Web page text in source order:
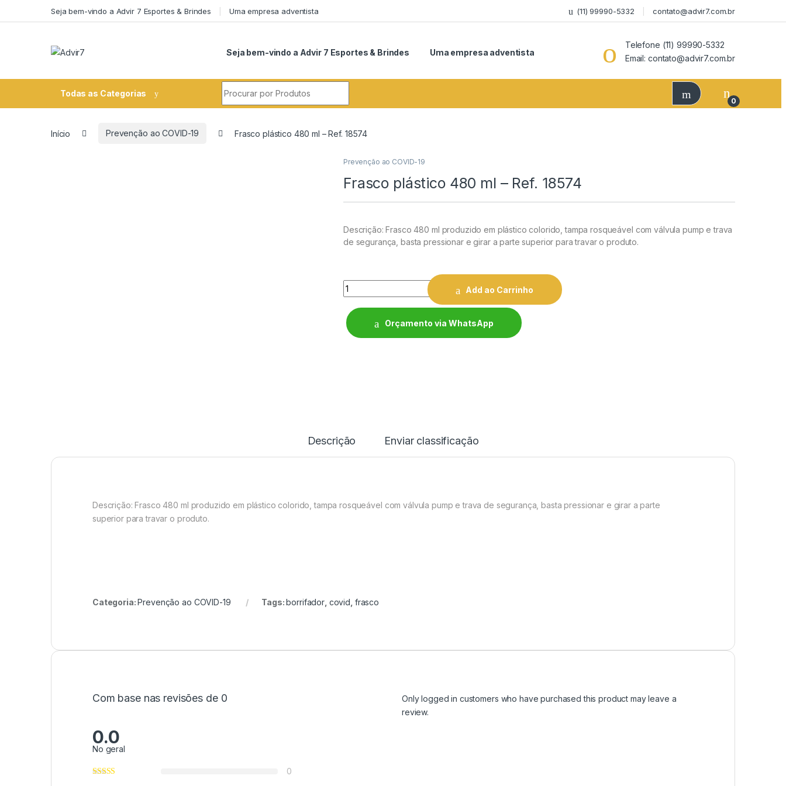
Seja bem-vindo a Advir 7 Esportes & Brindes Uma empresa adventista (11) 99990-5332 contato@advir7.com.br
Seja bem-vindo a Advir 7 Esportes & Brindes Uma empresa adventista
Telefone (11) 99990-5332
Email: contato@advir7.com.br
Todas as Categorias
0
Início Prevenção ao COVID-19 Frasco plástico 480 ml – Ref. 18574
Prevenção ao COVID-19
Frasco plástico 480 ml – Ref. 18574
Descrição:Frasco 480 ml produzido em plástico colorido, tampa rosqueável com válvula pump e trava
de segurança, basta pressionar e girar a parte superior para travar o produto.
Quantity
Add ao Carrinho
Orçamento via WhatsApp
Descrição Enviar classificação
Descrição:Frasco 480 ml produzido em plástico colorido, tampa rosqueável com válvula pump e trava de segurança, basta pressionar e girar a parte
superior para travar o produto.
Categoria:Prevenção ao COVID-19 Tags:borrifador covid frasco
Com base nas revisões de 0
0.0
No geral
0
Only logged in customers who have purchased this product may leave a
review.